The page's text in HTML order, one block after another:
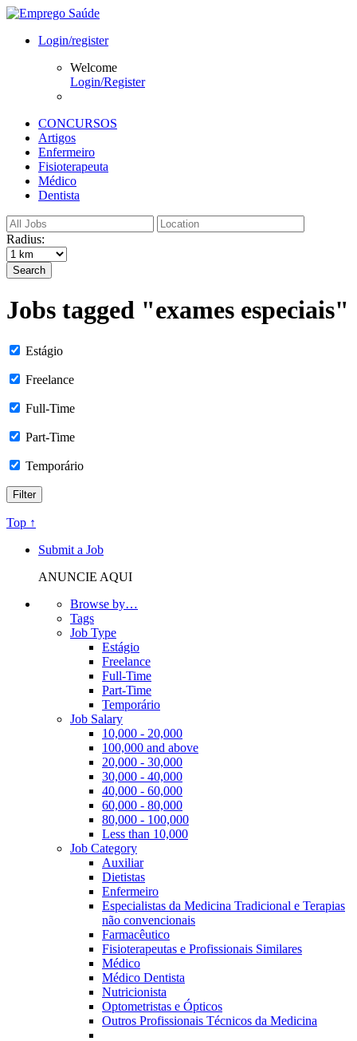
Login/register
Welcome
Login/Register
CONCURSOS
Artigos
Enfermeiro
Fisioterapeuta
Médico
Dentista
Radius:
Search
Jobs tagged "exames especiais"
Estágio
Freelance
Full-Time
Part-Time
Temporário
Top ↑
Submit a Job
ANUNCIE AQUI
Browse by…
Tags
Job Type
Estágio
Freelance
Full-Time
Part-Time
Temporário
Job Salary
10,000 - 20,000
100,000 and above
20,000 - 30,000
30,000 - 40,000
40,000 - 60,000
60,000 - 80,000
80,000 - 100,000
Less than 10,000
Job Category
Auxiliar
Dietistas
Enfermeiro
Especialistas da Medicina Tradicional e Terapias
não convencionais
Farmacêutico
Fisioterapeutas e Profissionais Similares
Médico
Médico Dentista
Nutricionista
Optometristas e Ópticos
Outros Profissionais Técnicos da Medicina